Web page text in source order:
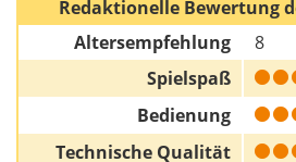
Redaktionelle Bewertung
Altersempfehlung
8
Spielspaß
Bedienung
Technische Qualität